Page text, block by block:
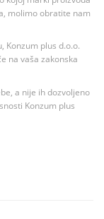
molimo obratite nam
Konzum plus d.o.o.
na vaša zakonska
a nije ih dozvoljeno
Konzum plus